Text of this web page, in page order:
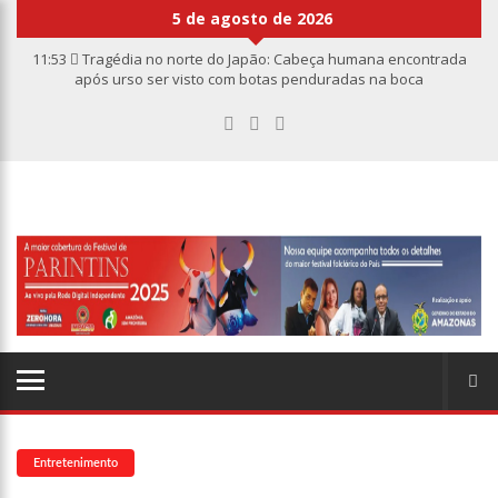
5 de agosto de 2026
11:53
Tragédia no norte do Japão: Cabeça humana encontrada
após urso ser visto com botas penduradas na boca
Linha Direta divulga caso de criança de 2 anos morta e
11:01 Vídeo: “Sofá voador” aparece nos céus após tempestade na
Turquia
10:32 Rússia destrói grandes depósitos de armas da OTAN na
Ucrânia
10:26 Estado Unidos estão furiosos com o retorno da Síria ao
10:11 Homem é executado a tiros dentro da própria residência em
10:00 Linha Direta exibe vídeo com o corpo do menino Henry Borel
Entretenimento